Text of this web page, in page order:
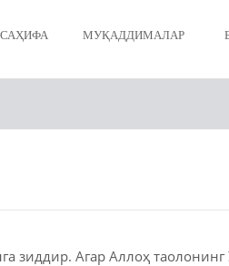
МУҚАДДИМАЛАР
зиддир. Агар Аллоҳ